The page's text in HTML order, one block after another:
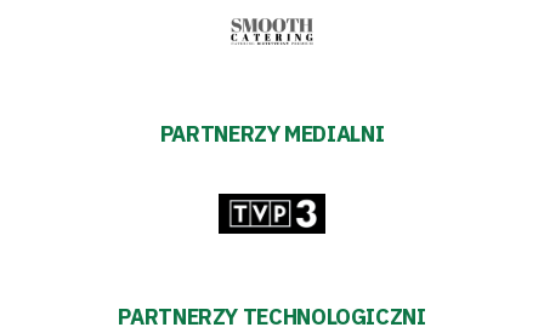
PARTNERZY MEDIALNI
PARTNERZY TECHNOLOGICZNI